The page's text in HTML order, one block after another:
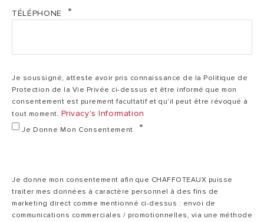
TÉLÉPHONE
Je soussigné, atteste avoir pris connaissance de la Politique de
Protection de la Vie Privée ci-dessus et être informé que mon
consentement est purement facultatif et qu'il peut être révoqué à
tout moment. Privacy's Information
Je Donne Mon Consentement
Je donne mon consentement afin que CHAFFOTEAUX puisse
traiter mes données à caractère personnel à des fins de
marketing direct comme mentionné ci-dessus : envoi de
communications commerciales / promotionnelles, via une méthode